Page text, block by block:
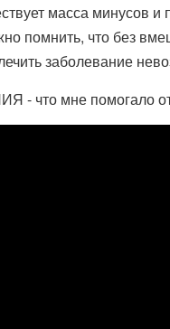
масса минусов и
помнить, что без
заболевание
- что мне помогало